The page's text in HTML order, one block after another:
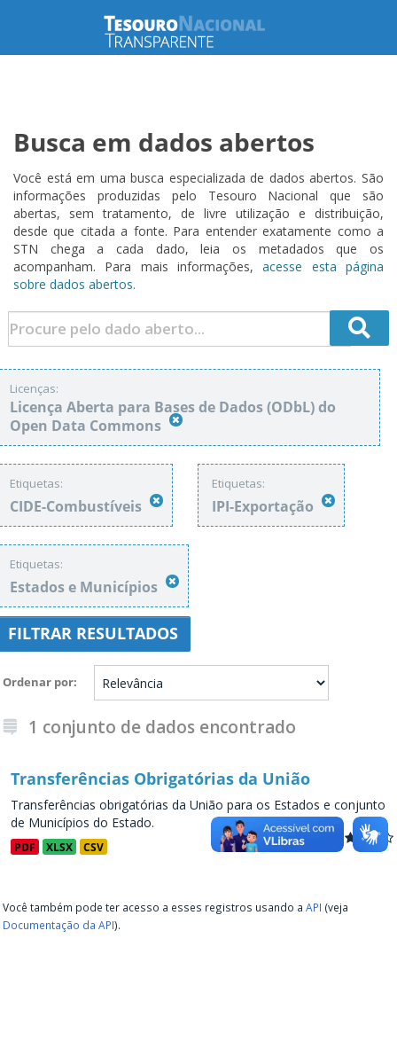
Busca em dados abertos
Você está em uma busca especializada de dados abertos. São
informações produzidas pelo Tesouro Nacional que são
abertas, sem tratamento, de livre utilização e distribuição,
desde que citada a fonte. Para entender exatamente como a
STN chega a cada dado, leia os metadados que os
acompanham. Para mais informações,acesse esta página
sobre dados abertos.
Licenças:
Licença Aberta para Bases de Dados (ODbL) do
Open Data Commons
Etiquetas:
CIDE-Combustíveis
Etiquetas:
IPI-Exportação
Etiquetas:
Estados e Municípios
FILTRAR RESULTADOS
Ordenar por
1 conjunto de dados encontrado
Transferências Obrigatórias da União
Transferências obrigatórias da União para os Estados e conjunto
de Municípios do Estado.
PDF XLSX CSV
Você também pode ter acesso a esses registros usando a API (veja
Documentação da API).